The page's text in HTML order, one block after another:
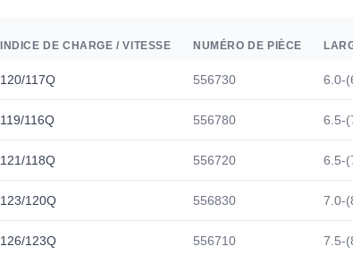
INDICE DE CHARGE / VITESSE NUMÉRO DE PIÈCE
120/117Q 556730 6.0-
119/116Q 556780 6.5-
121/118Q 556720 6.5-
123/120Q 556830 7.0-
126/123Q 556710 7.5-